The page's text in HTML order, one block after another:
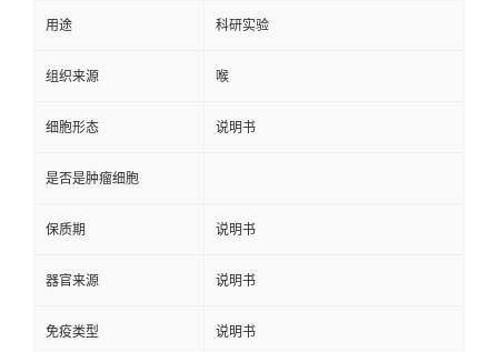
用途 科研实验
组织来源 喉
细胞形态 说明书
是否是肿瘤细胞
保质期 说明书
器官来源 说明书
免疫类型 说明书